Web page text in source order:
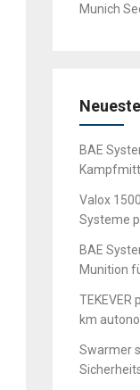
Munich
BAE
Valox
Systeme
BAE
Munition
km
Swarmer